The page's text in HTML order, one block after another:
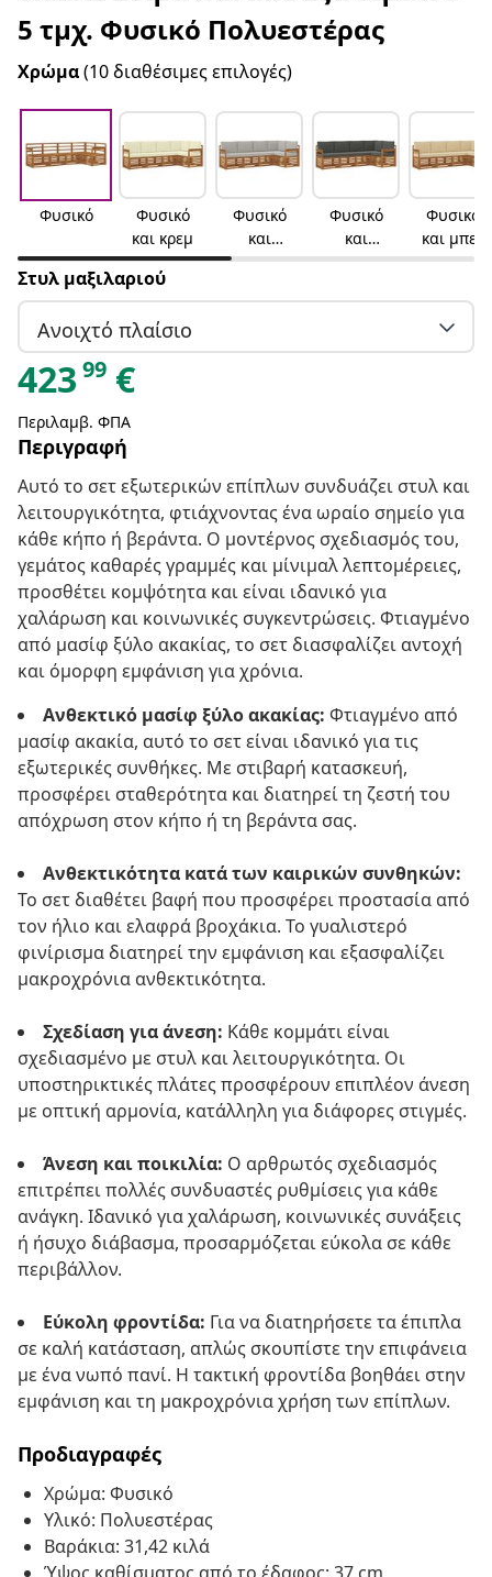
5 τμχ. Φυσικό Πολυεστέρας
Χρώμα(10 διαθέσιμες επιλογές)
Φυσικό
Φυσικό
και κρεμ
Φυσικό
και
ανοιχτό
Φυσικό
και
ανθρακί
Φυσικό
και μπεζ
Στυλ μαξιλαριού
Ανοιχτό πλαίσιο
423 99 €
Περιλαμβ. ΦΠΑ
Περιγραφή
Αυτό το σετ εξωτερικών επίπλων συνδυάζει στυλ και
λειτουργικότητα, φτιάχνοντας ένα ωραίο σημείο για
κάθε κήπο ή βεράντα. Ο μοντέρνος σχεδιασμός του,
γεμάτος καθαρές γραμμές και μίνιμαλ λεπτομέρειες,
προσθέτει κομψότητα και είναι ιδανικό για
χαλάρωση και κοινωνικές συγκεντρώσεις. Φτιαγμένο
από μασίφ ξύλο ακακίας, το σετ διασφαλίζει αντοχή
και όμορφη εμφάνιση για χρόνια.
Ανθεκτικό μασίφ ξύλο ακακίας: Φτιαγμένο από
μασίφ ακακία, αυτό το σετ είναι ιδανικό για τις
εξωτερικές συνθήκες. Με στιβαρή κατασκευή,
προσφέρει σταθερότητα και διατηρεί τη ζεστή του
απόχρωση στον κήπο ή τη βεράντα σας.
Ανθεκτικότητα κατά των καιρικών συνθηκών:
Το σετ διαθέτει βαφή που προσφέρει προστασία από
τον ήλιο και ελαφρά βροχάκια. Το γυαλιστερό
φινίρισμα διατηρεί την εμφάνιση και εξασφαλίζει
μακροχρόνια ανθεκτικότητα.
Σχεδίαση για άνεση: Κάθε κομμάτι είναι
σχεδιασμένο με στυλ και λειτουργικότητα. Οι
υποστηρικτικές πλάτες προσφέρουν επιπλέον άνεση
με οπτική αρμονία, κατάλληλη για διάφορες στιγμές.
Άνεση και ποικιλία: Ο αρθρωτός σχεδιασμός
επιτρέπει πολλές συνδυαστές ρυθμίσεις για κάθε
ανάγκη. Ιδανικό για χαλάρωση, κοινωνικές συνάξεις
ή ήσυχο διάβασμα, προσαρμόζεται εύκολα σε κάθε
περιβάλλον.
Εύκολη φροντίδα: Για να διατηρήσετε τα έπιπλα
σε καλή κατάσταση, απλώς σκουπίστε την επιφάνεια
με ένα νωπό πανί. Η τακτική φροντίδα βοηθάει στην
εμφάνιση και τη μακροχρόνια χρήση των επίπλων.
Προδιαγραφές
Χρώμα: Φυσικό
Υλικό: Πολυεστέρας
Βαράκια: 31,42 κιλά